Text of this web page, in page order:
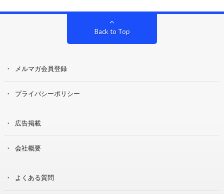
Back to Top
メルマガ会員登録
プライバシーポリシー
広告掲載
会社概要
よくある質問